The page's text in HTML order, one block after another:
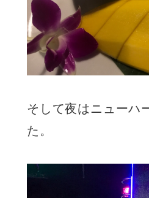
そして夜はニューハ
た。